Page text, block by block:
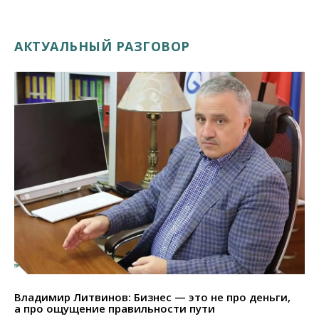
АКТУАЛЬНЫЙ РАЗГОВОР
Владимир Литвинов: Бизнес — это не про деньги,
а про ощущение правильности пути